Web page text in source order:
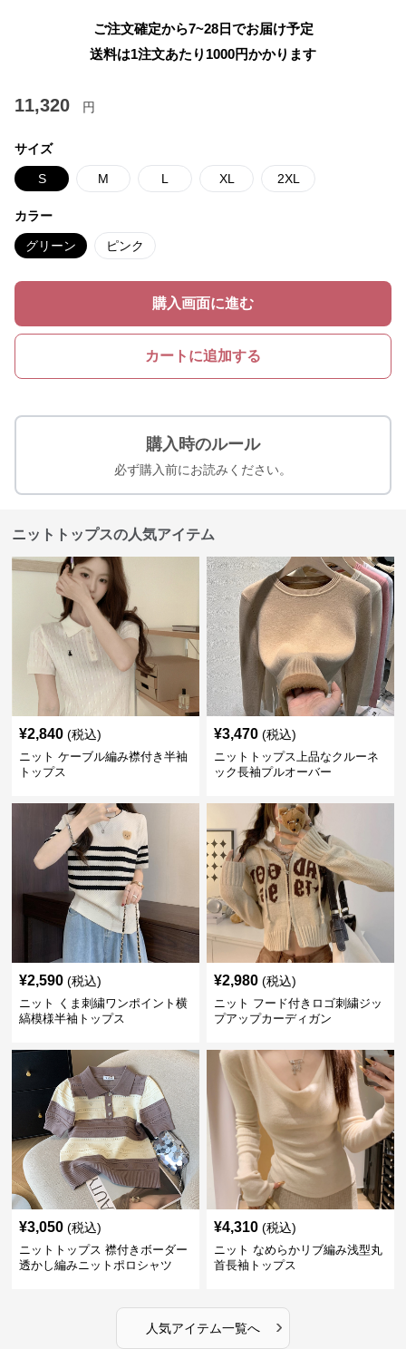
ご注文確定から7~28日でお届け予定
送料は1注文あたり 1000円かかります
11,320 円
サイズ
S M L XL 2XL
カラー
グリーン ピンク
購入画面に進む
カートに追加する
購入時のルール
必ず購入前にお読みください。
ニットトップスの人気アイテム
¥2,840 (税込)
ニット ケーブル編み襟付き半袖
トップス
¥3,470 (税込)
ニットトップス上品なクルーネ
ック長袖プルオーバー
¥2,590 (税込)
ニット くま刺繍ワンポイント横
縞模様半袖トップス
¥2,980 (税込)
ニット フード付きロゴ刺繍ジッ
プアップカーディガン
¥3,050 (税込)
ニットトップス 襟付きボーダー
透かし編みニットポロシャツ
¥4,310 (税込)
ニット なめらかリブ編み浅型丸
首長袖トップス
人気アイテム一覧へ ›